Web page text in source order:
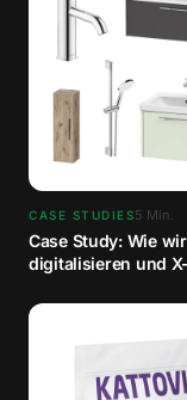
CASE STUDIES5 Min.
Case Study: Wie
digitalisieren und